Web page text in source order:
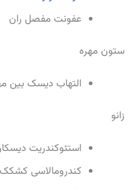
عفونت مفصل ران
ستون مهره
التهاب دیسک بین
زانو
استئوکندریت
کندرومالاسی کشکک